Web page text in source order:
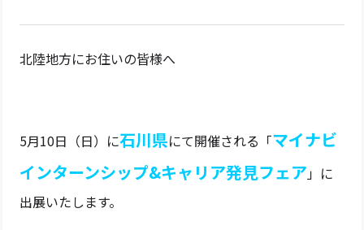
北陸地方にお住いの皆様へ
5月10日（日）に石川県にて開催される「マイナビ
インターンシップ&キャリア発見フェア」に
出展いたします。